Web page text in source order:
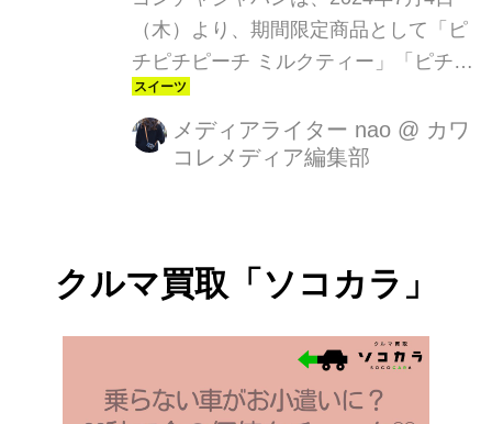
（木）より、期間限定商品として「ピ
チピチピーチ ミルクティー」「ピチピ
チピーチ ティーエード」「ピチピチピ
ーチ フローズンティー」「ピチピチピ
ーチ スパークリングティー」を販売い
て3年目、※2:昨年の「ぎゅぎゅっとピ
ついて 夏本番を迎えるこの時期にゴン
ご支持をいただいている、桃のおいし
メディアライター nao @ カワ
コレメディア編集部
クルマ買取「ソコカラ」